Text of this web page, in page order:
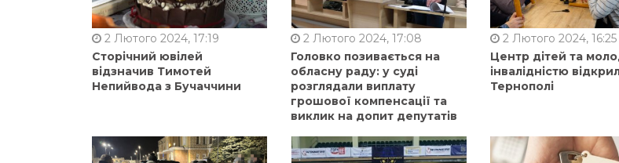
2 Лютого 2024, 17:19
Сторічний ювілей
відзначив Тимотей
Непийвода з Бучаччини
2 Лютого 2024, 17:08
Головко позивається на
обласну раду: у суді
розглядали виплату
грошової компенсації та
виклик на допит депутатів
2 Лютого 2024, 16:25
Центр дітей та
інвалідністю
Тернополі